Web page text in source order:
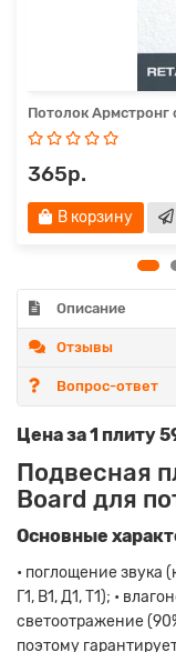
Потолок Армстронг
365р.
В корзину
Описание
Отзывы
Вопрос-ответ
Цена за 1 плиту
Подвесная
Board для
Основные
• поглощение звука
Г1, В1, Д1, Т1); •
светоотражение
поэтому